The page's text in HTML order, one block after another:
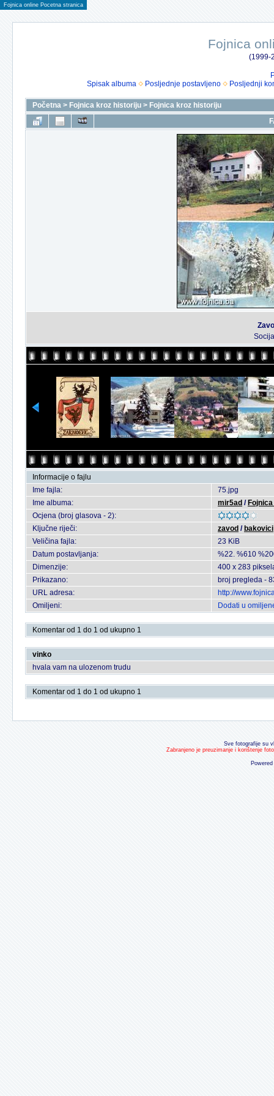
Fojnica online Pocetna stranica
Fojnica
(1999-
Spisak albuma
Posljednje postavljeno Posljednji
Početna > Fojnica kroz historiju > Fojnica kroz historiju
Informacije o fajlu
Ime fajla:
75.jpg
Ime albuma:
mir5ad /
Ocjena (broj glasova - 2):
Ključne riječi:
zavod / bakovici
Veličina fajla:
23 KiB
Datum postavljanja:
%22. %610
Dimenzije:
400 x 283
Prikazano:
broj pregleda -
URL adresa:
http://
Omiljeni:
Dodati u
Komentar od 1 do 1 od ukupno 1
vinko
hvala vam na ulozenom trudu
Komentar od 1 do 1 od ukupno 1
Sve fotografije su
Zabranjeno je preuzimanje i korištenje